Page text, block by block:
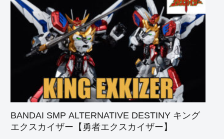
BANDAI SMP ALTERNATIVE DESTINY キング
エクスカイザー【勇者エクスカイザー】